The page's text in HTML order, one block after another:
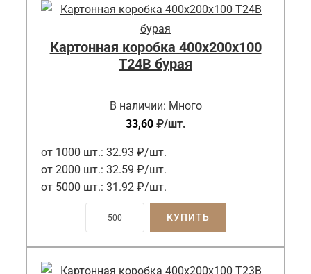
Картонная коробка 400x200x100
Т24B бурая
В наличии: Много
33,60 ₽/шт.
от 1000 шт.: 32.93 ₽/шт.
от 2000 шт.: 32.59 ₽/шт.
от 5000 шт.: 31.92 ₽/шт.
КУПИТЬ